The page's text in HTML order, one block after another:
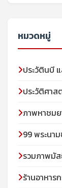
หมวดหมู่
ประวัตินบี
ประวัติศา
ภาพหาชม
99 พระนา
รวมภาพมั
ร้านอาหาร